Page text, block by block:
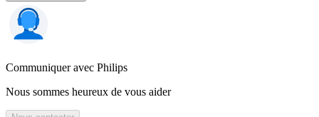
Communiquer avec Philips
Nous sommes heureux de vous aider